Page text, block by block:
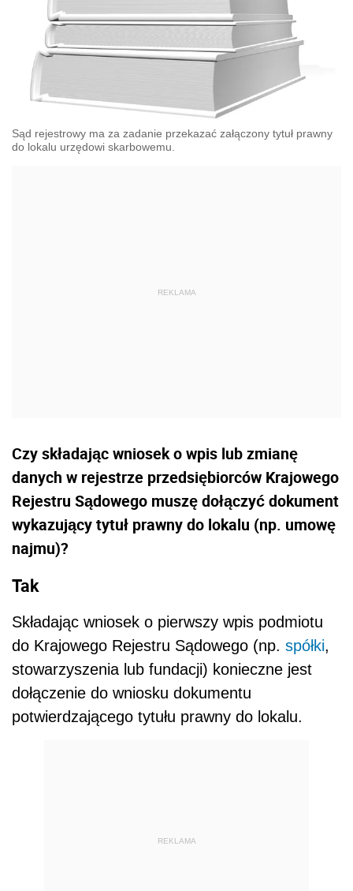
Sąd rejestrowy ma za zadanie przekazać załączony tytuł prawny
do lokalu urzędowi skarbowemu.
Czy składając wniosek o wpis lub zmianę
danych w rejestrze przedsiębiorców Krajowego
Rejestru Sądowego muszę dołączyć dokument
wykazujący tytuł prawny do lokalu (np. umowę
najmu)?
Tak
Składając wniosek o pierwszy wpis podmiotu
do Krajowego Rejestru Sądowego (np. spółki,
stowarzyszenia lub fundacji) konieczne jest
dołączenie do wniosku dokumentu
potwierdzającego tytułu prawny do lokalu.
REKLAMA